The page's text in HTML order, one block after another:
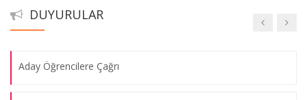
DUYURULAR
Aday Öğrencilere Çağrı
Yerel Yönetimler Konferansı